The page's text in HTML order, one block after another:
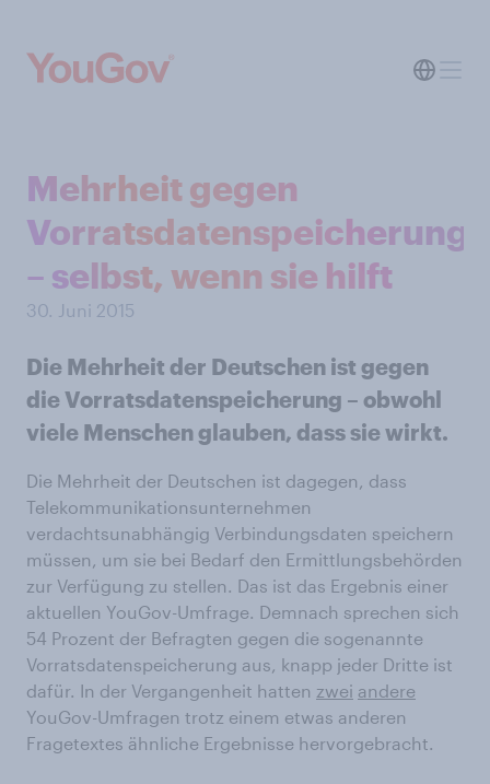
Mehrheit gegen
Vorratsdatenspeicherung
– selbst, wenn sie hilft
30. Juni 2015
Die Mehrheit der Deutschen ist gegen
die Vorratsdatenspeicherung – obwohl
viele Menschen glauben, dass sie wirkt.
Die Mehrheit der Deutschen ist dagegen, dass
Telekommunikationsunternehmen
verdachtsunabhängig Verbindungsdaten speichern
müssen, um sie bei Bedarf den Ermittlungsbehörden
zur Verfügung zu stellen. Das ist das Ergebnis einer
aktuellen YouGov-Umfrage. Demnach sprechen sich
54 Prozent der Befragten gegen die sogenannte
Vorratsdatenspeicherung aus, knapp jeder Dritte ist
dafür. In der Vergangenheit hatten zwei andere
YouGov-Umfragen trotz einem etwas anderen
Fragetextes ähnliche Ergebnisse hervorgebracht.